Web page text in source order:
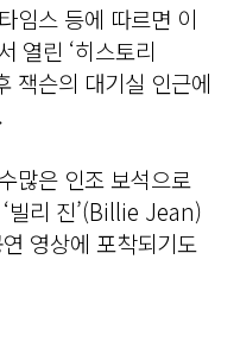
임스 등에 따르면 이
열린 ‘히스토리
잭슨의 대기실 인근에
많은 인조 보석으로
빌리 진’(Billie Jean)
영상에 포착되기도